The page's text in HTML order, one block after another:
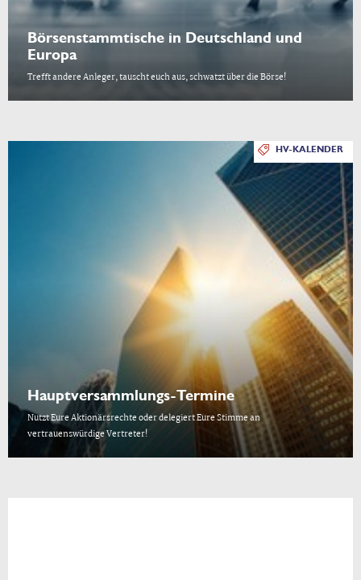
Börsenstammtische in Deutschland und
Europa
Trefft andere Anleger, tauscht euch aus, schwatzt über die Börse!
HV-KALENDER
Hauptversammlungs-Termine
Nutzt Eure Aktionärsrechte oder delegiert Eure Stimme an
vertrauenswürdige Vertreter!